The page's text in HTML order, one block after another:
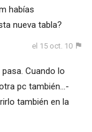
habías
nueva tabla?
el 15 oct. 10
Cuando lo
pc también...-
también en la